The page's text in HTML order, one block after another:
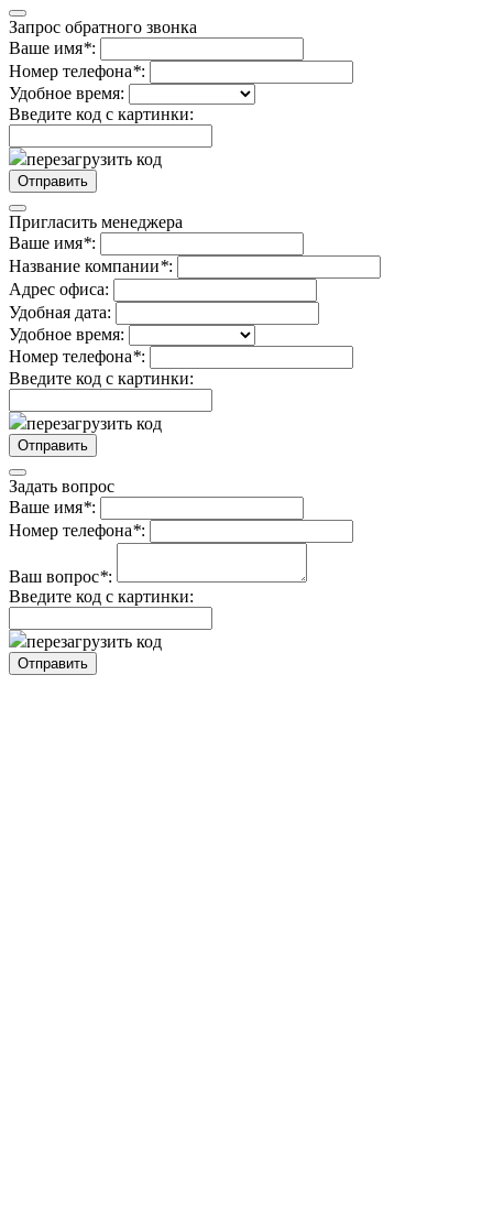
Запрос обратного звонка
Ваше имя*:
Номер телефона*:
Удобное время:
Введите код с картинки:
перезагрузить код
Пригласить менеджера
Ваше имя*:
Название компании*:
Адрес офиса:
Удобная дата:
Удобное время:
Номер телефона*:
Введите код с картинки:
перезагрузить код
Задать вопрос
Ваше имя*:
Номер телефона*:
Ваш вопрос*:
Введите код с картинки:
перезагрузить код